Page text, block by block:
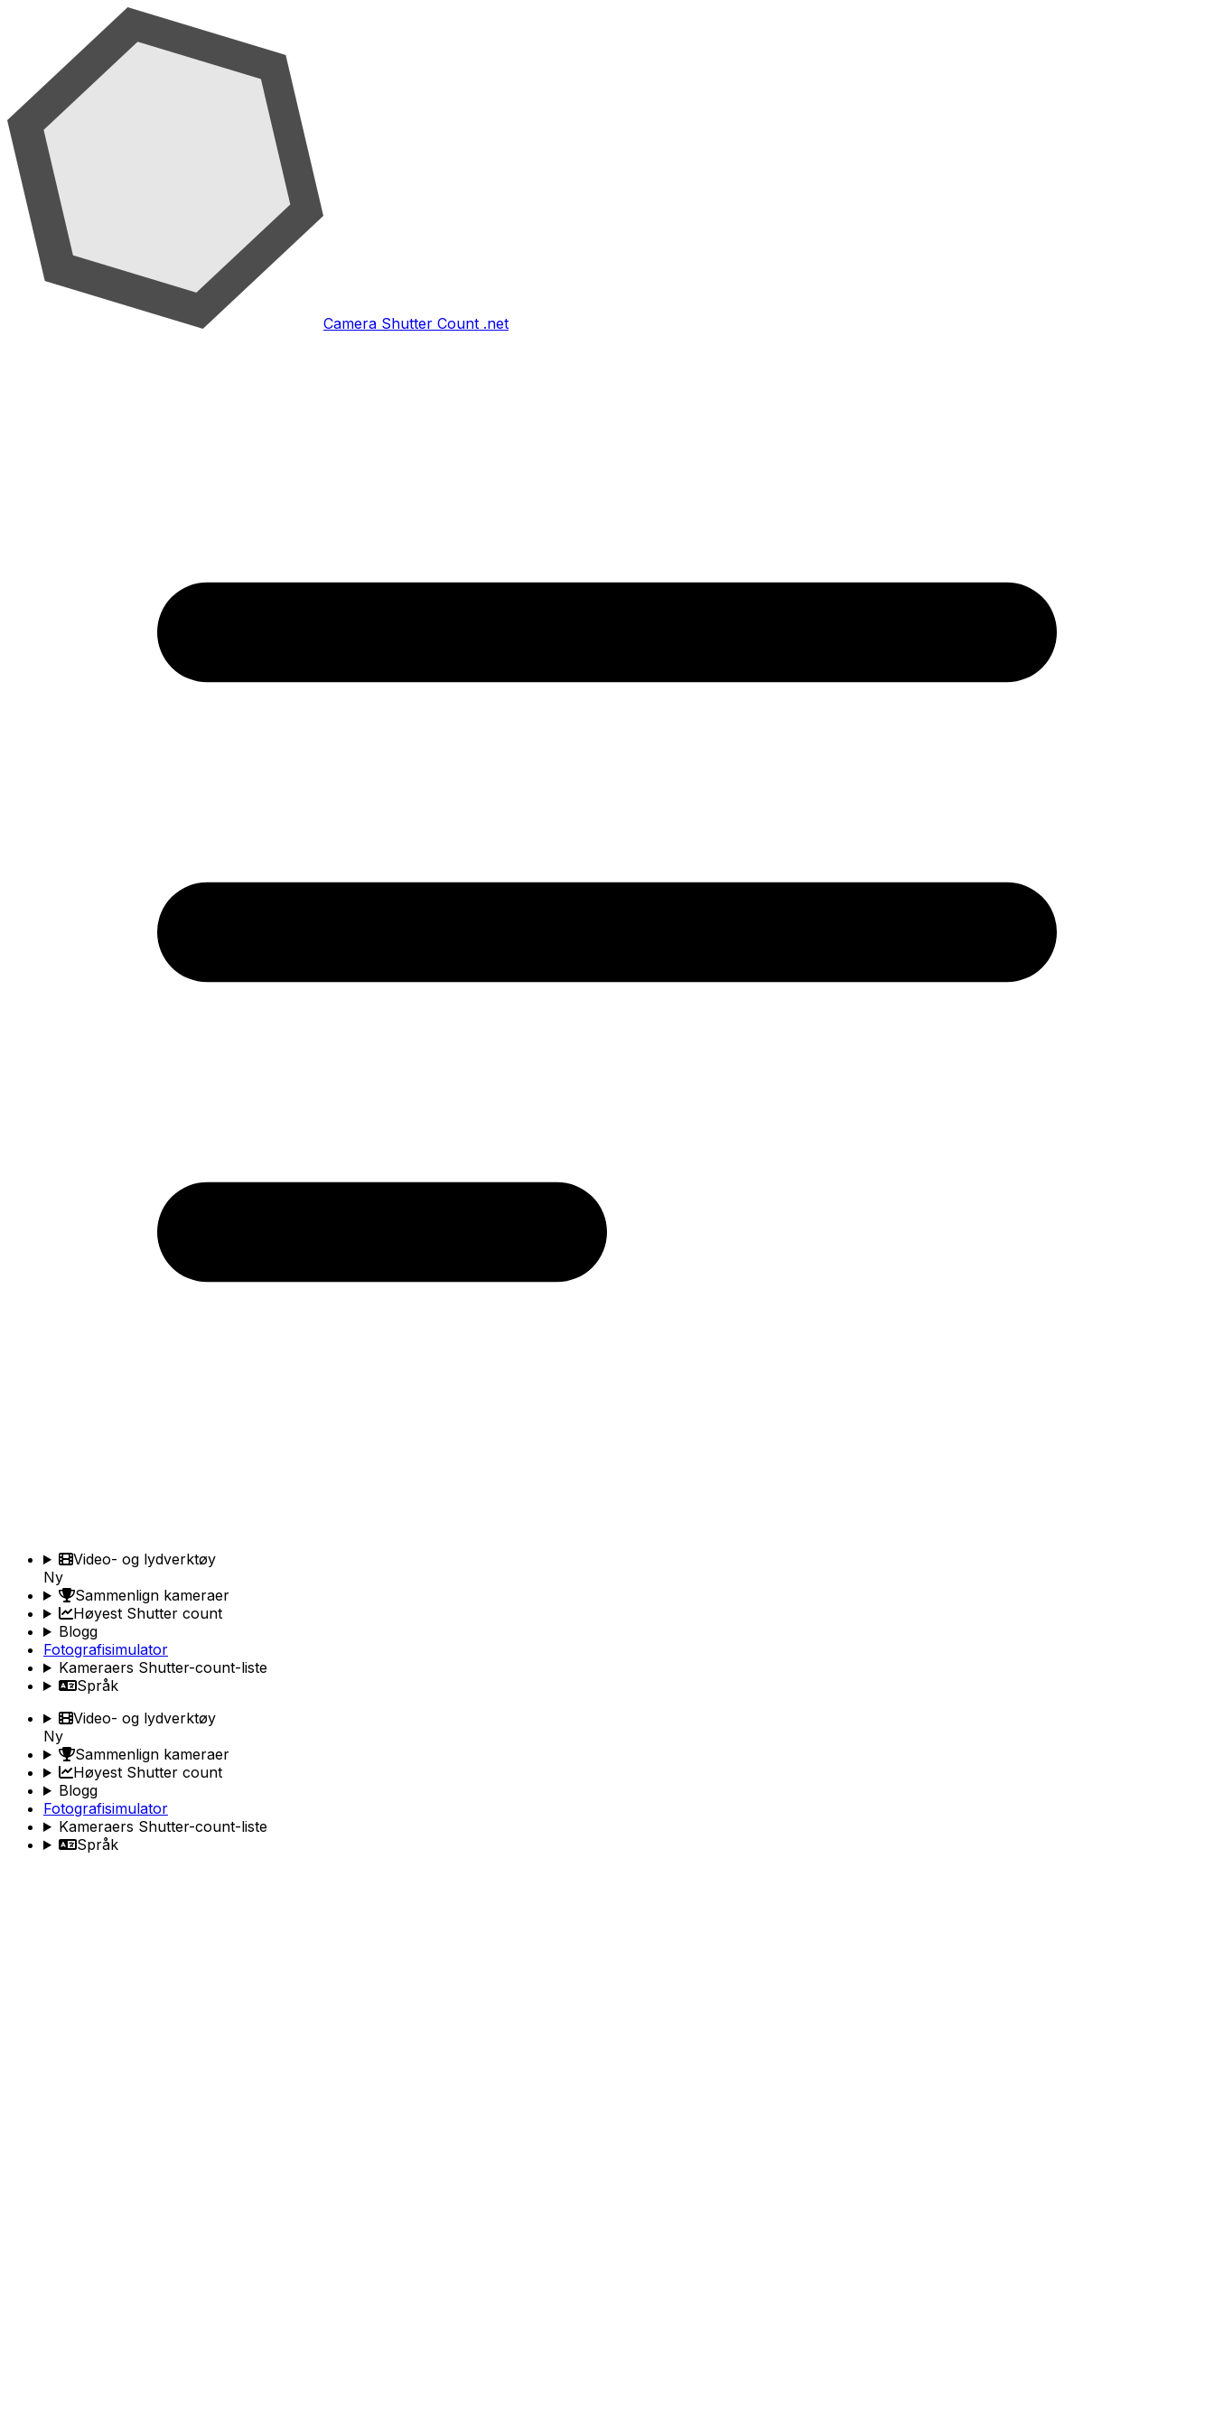
Camera Shutter Count .net
Video- og lydverktøy
Ny
Sammenlign kameraer
Høyest Shutter count
Blogg
Fotografisimulator
Kameraers Shutter-count-liste
Språk
Video- og lydverktøy
Ny
Sammenlign kameraer
Høyest Shutter count
Blogg
Fotografisimulator
Kameraers Shutter-count-liste
Språk